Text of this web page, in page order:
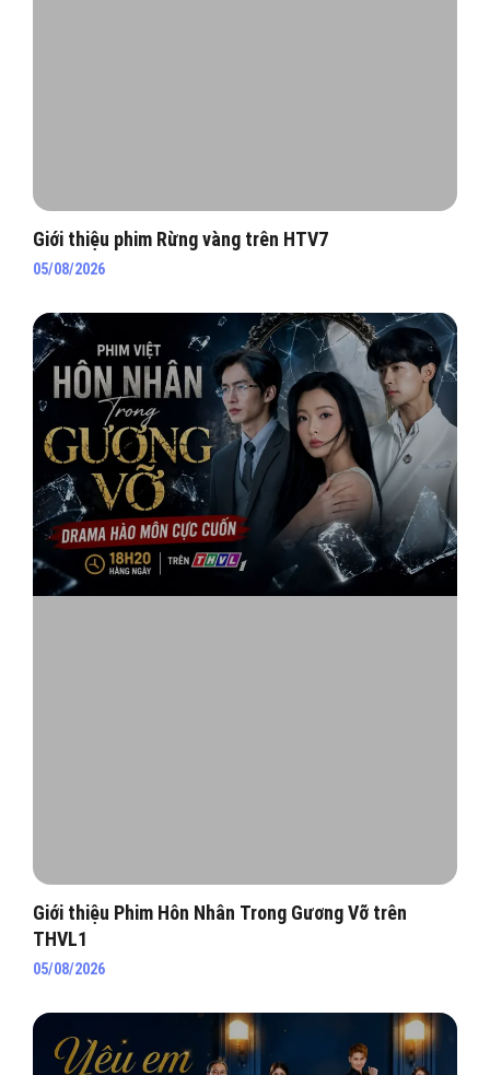
Giới thiệu phim Rừng vàng trên HTV7
05/08/2026
Giới thiệu Phim Hôn Nhân Trong Gương Vỡ trên
THVL1
05/08/2026